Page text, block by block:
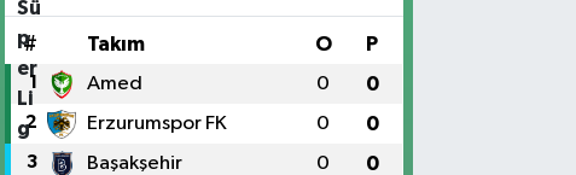
# Takım O P
1 Amed 0 0
2 Erzurumspor FK 0 0
3 Başakşehir 0 0